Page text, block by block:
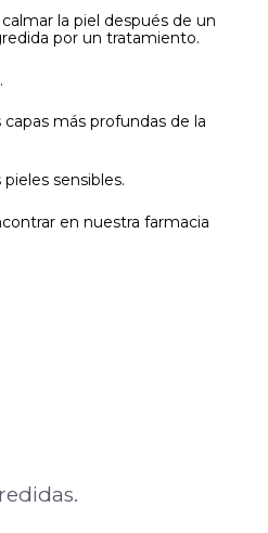
la piel después de un
por un tratamiento.
más profundas de la
sensibles.
en nuestra farmacia